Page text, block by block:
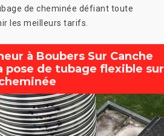
de cheminée défiant toute
les meilleurs tarifs.
à Boubers Sur Canche
pose de tubage flexible sur